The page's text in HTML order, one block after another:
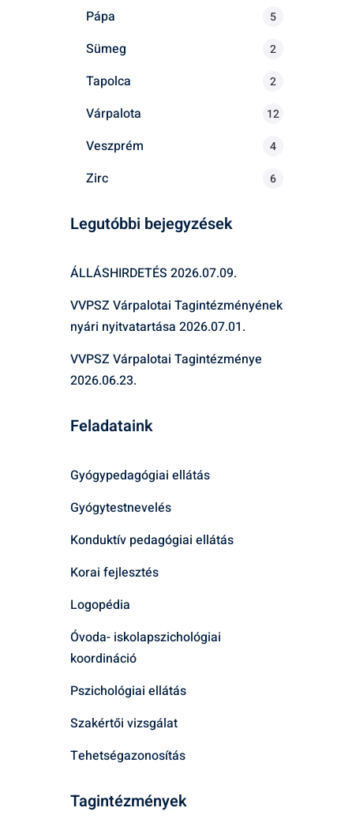
Pápa 5
Sümeg 2
Tapolca 2
Várpalota 12
Veszprém 4
Zirc 6
Legutóbbi bejegyzések
ÁLLÁSHIRDETÉS 2026.07.09.
VVPSZ Várpalotai Tagintézményének
nyári nyitvatartása 2026.07.01.
VVPSZ Várpalotai Tagintézménye
2026.06.23.
Feladataink
Gyógypedagógiai ellátás
Gyógytestnevelés
Konduktív pedagógiai ellátás
Korai fejlesztés
Logopédia
Óvoda- iskolapszichológiai
koordináció
Pszichológiai ellátás
Szakértői vizsgálat
Tehetségazonosítás
Tagintézmények